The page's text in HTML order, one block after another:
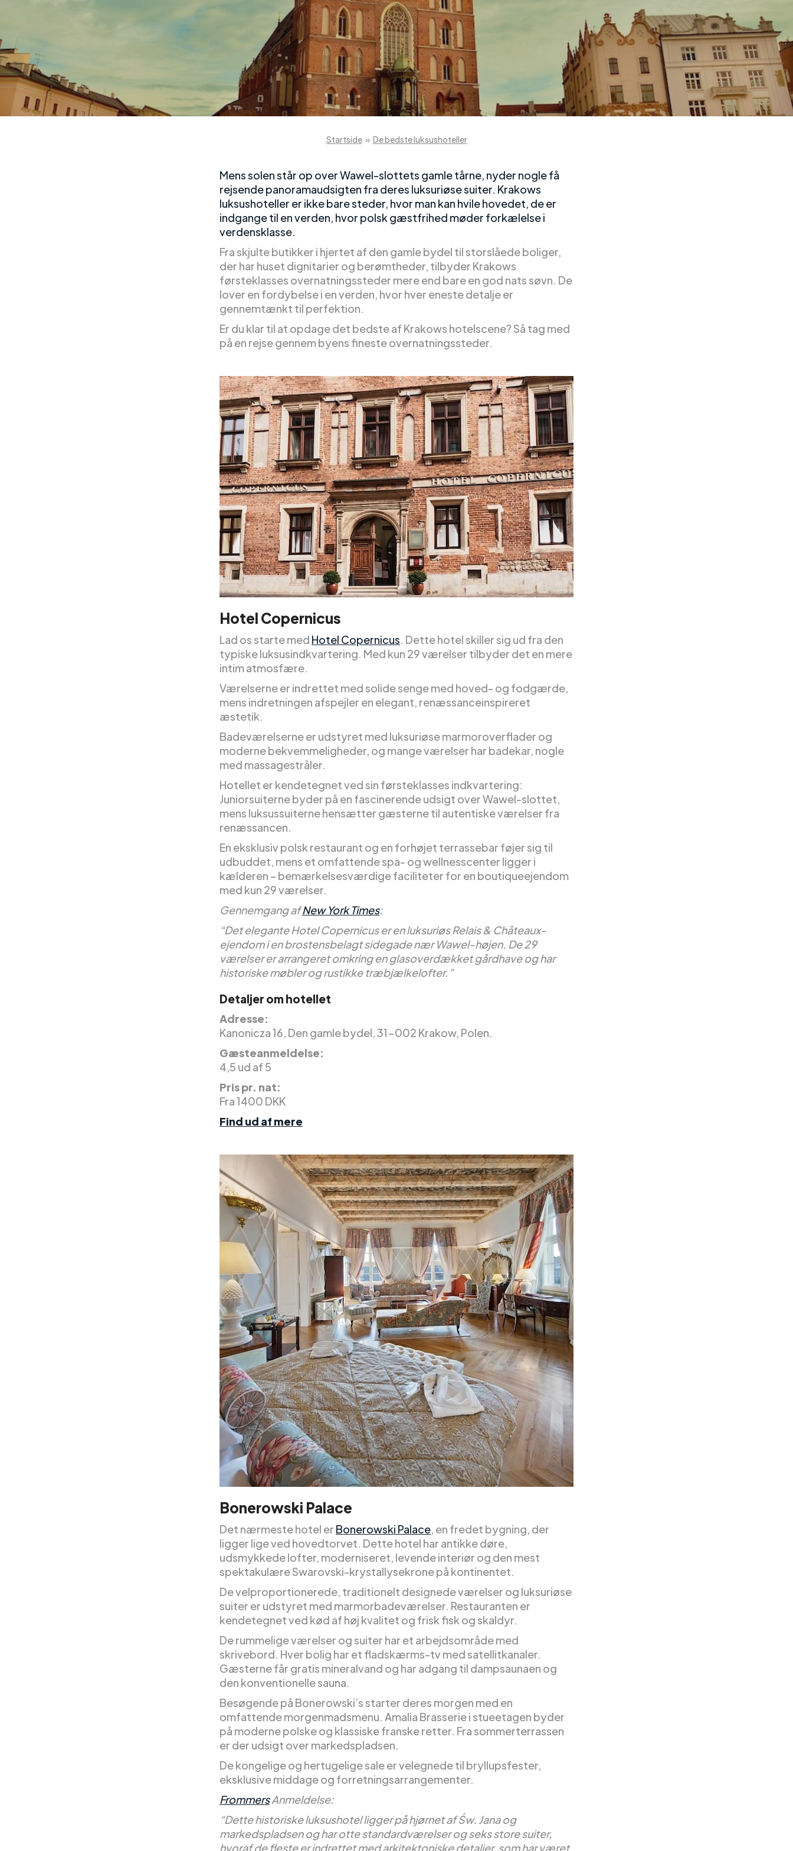
Startside » De bedste luksushoteller
Mens solen står op over Wawel-slottets gamle tårne, nyder nogle få
rejsende panoramaudsigten fra deres luksuriøse suiter. Krakows
luksushoteller er ikke bare steder, hvor man kan hvile hovedet, de er
indgange til en verden, hvor polsk gæstfrihed møder forkælelse i
verdensklasse.
Fra skjulte butikker i hjertet af den gamle bydel til storslåede boliger,
der har huset dignitarier og berømtheder, tilbyder Krakows
førsteklasses overnatningssteder mere end bare en god nats søvn. De
lover en fordybelse i en verden, hvor hver eneste detalje er
gennemtænkt til perfektion.
Er du klar til at opdage det bedste af Krakows hotelscene? Så tag med
på en rejse gennem byens fineste overnatningssteder.
Hotel Copernicus
Lad os starte med Hotel Copernicus. Dette hotel skiller sig ud fra den
typiske luksusindkvartering. Med kun 29 værelser tilbyder det en mere
intim atmosfære.
Værelserne er indrettet med solide senge med hoved- og fodgærde,
mens indretningen afspejler en elegant, renæssanceinspireret
æstetik.
Badeværelserne er udstyret med luksuriøse marmoroverflader og
moderne bekvemmeligheder, og mange værelser har badekar, nogle
med massagestråler.
Hotellet er kendetegnet ved sin førsteklasses indkvartering:
Juniorsuiterne byder på en fascinerende udsigt over Wawel-slottet,
mens luksussuiterne hensætter gæsterne til autentiske værelser fra
renæssancen.
En eksklusiv polsk restaurant og en forhøjet terrassebar føjer sig til
udbuddet, mens et omfattende spa- og wellnesscenter ligger i
kælderen – bemærkelsesværdige faciliteter for en boutiqueejendom
med kun 29 værelser.
Gennemgang afNew York Times:
“Det elegante Hotel Copernicus er en luksuriøs Relais & Châteaux-
ejendom i en brostensbelagt sidegade nær Wawel-højen. De 29
værelser er arrangeret omkring en glasoverdækket gårdhave og har
historiske møbler og rustikke træbjælkelofter.”
Detaljer om hotellet
Adresse:
Kanonicza 16, Den gamle bydel, 31-002 Krakow, Polen.
Gæsteanmeldelse:
4,5 ud af 5
Pris pr. nat:
Fra 1400 DKK
Find ud af mere
Bonerowski Palace
Det nærmeste hotel er Bonerowski Palace, en fredet bygning, der
ligger lige ved hovedtorvet. Dette hotel har antikke døre,
udsmykkede lofter, moderniseret, levende interiør og den mest
spektakulære Swarovski-krystallysekrone på kontinentet.
De velproportionerede, traditionelt designede værelser og luksuriøse
suiter er udstyret med marmorbadeværelser. Restauranten er
kendetegnet ved kød af høj kvalitet og frisk fisk og skaldyr.
De rummelige værelser og suiter har et arbejdsområde med
skrivebord. Hver bolig har et fladskærms-tv med satellitkanaler.
Gæsterne får gratis mineralvand og har adgang til dampsaunaen og
den konventionelle sauna.
Besøgende på Bonerowski’s starter deres morgen med en
omfattende morgenmadsmenu. Amalia Brasserie i stueetagen byder
på moderne polske og klassiske franske retter. Fra sommerterrassen
er der udsigt over markedspladsen.
De kongelige og hertugelige sale er velegnede til bryllupsfester,
eksklusive middage og forretningsarrangementer.
FrommersAnmeldelse:
“Dette historiske luksushotel ligger på hjørnet af Św. Jana og
markedspladsen og har otte standardværelser og seks store suiter,
hvoraf de fleste er indrettet med arkitektoniske detaljer, som har været